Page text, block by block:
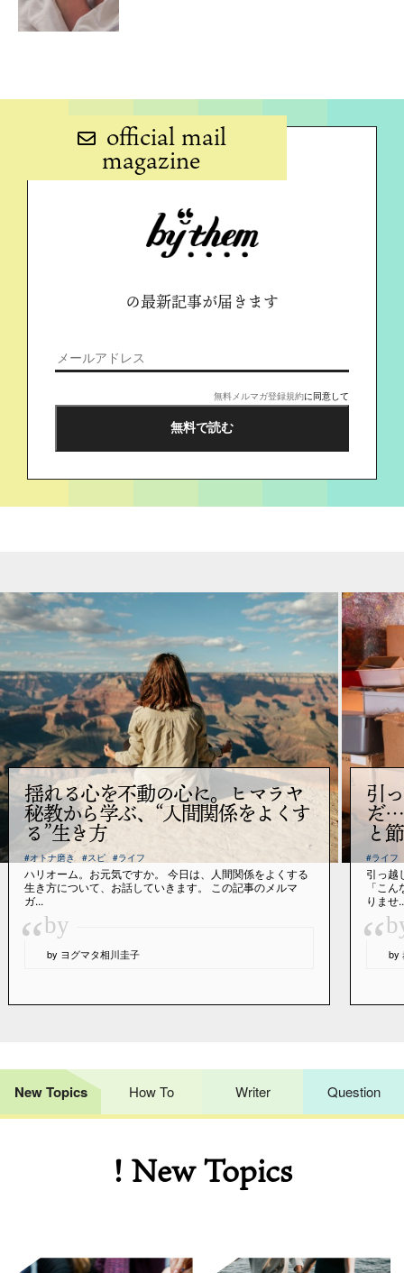
official mail
magazine
の最新記事が届きます
無料メルマガ登録規約に同意して
揺れる心を不動の心に。ヒマラヤ
秘教から学ぶ、“人間関係をよくす
る”生き方
#オトナ磨き #スピ #ライフ
ハリオーム。お元気ですか。 今日は、人間関係をよくする
生き方について、お話していきます。 この記事のメルマ
ガ...
“by
by ヨグマタ相川圭子
引
だ…
と
#ライフ
引っ越
「こ
りませ
“ by
New Topics How To Writer Question
! New Topics